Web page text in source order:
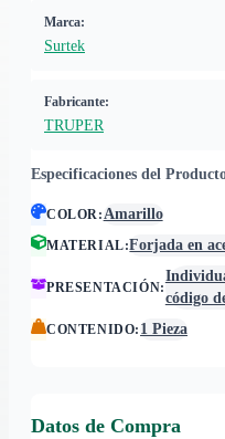
Marca:
Surtek
Fabricante:
TRUPER
Especificaciones del
COLOR:Amarillo
MATERIAL:Forjada en
PRESENTACIÓN:
código
CONTENIDO: 1 Pieza
Datos de Compra